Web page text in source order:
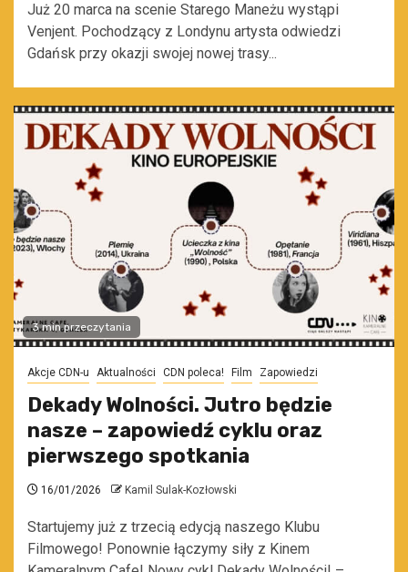
Już 20 marca na scenie Starego Maneżu wystąpi
Venjent. Pochodzący z Londynu artysta odwiedzi
Gdańsk przy okazji swojej nowej trasy...
3 min przeczytania
Akcje CDN-u Aktualności CDN poleca! Film Zapowiedzi
Dekady Wolności. Jutro będzie
nasze – zapowiedź cyklu oraz
pierwszego spotkania
16/01/2026 Kamil Sulak-Kozłowski
Startujemy już z trzecią edycją naszego Klubu
Filmowego! Ponownie łączymy siły z Kinem